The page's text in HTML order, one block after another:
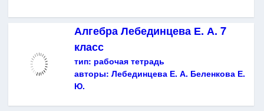
Алгебра Лебединцева Е. А. 7
класс
тип: рабочая тетрадь
авторы: Лебединцева Е. А. Беленкова Е.
Ю.